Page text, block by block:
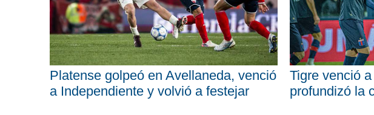
Platense golpeó en Avellaneda, venció
a Independiente y volvió a festejar
Tigre venció
profundizó la